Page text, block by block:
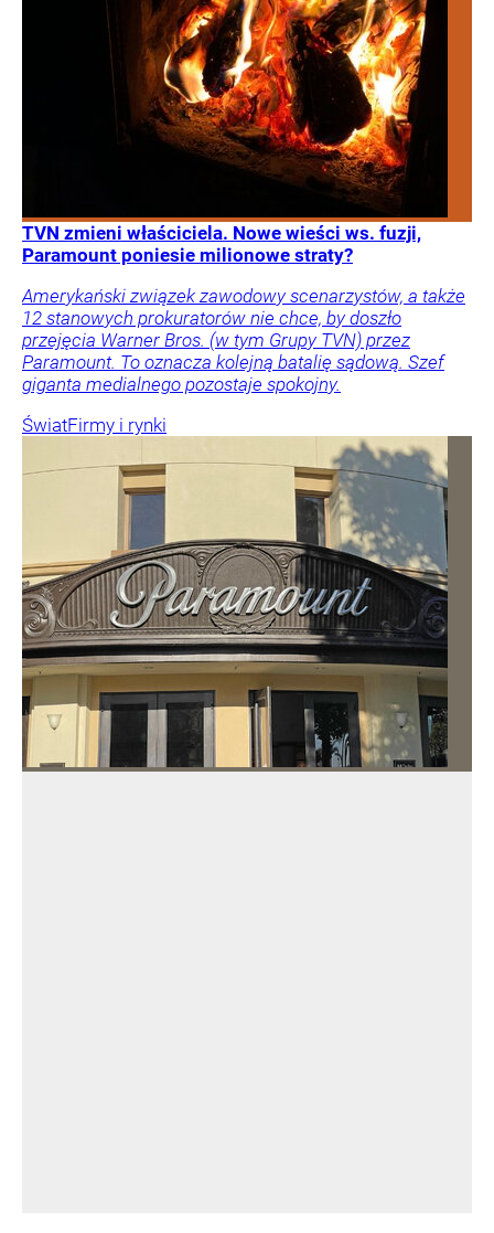
TVN zmieni właściciela. Nowe wieści ws. fuzji,
Paramount poniesie milionowe straty?
Amerykański związek zawodowy scenarzystów, a także
12 stanowych prokuratorów nie chce, by doszło
przejęcia Warner Bros. (w tym Grupy TVN) przez
Paramount. To oznacza kolejną batalię sądową. Szef
giganta medialnego pozostaje spokojny.
ŚwiatFirmy i rynki